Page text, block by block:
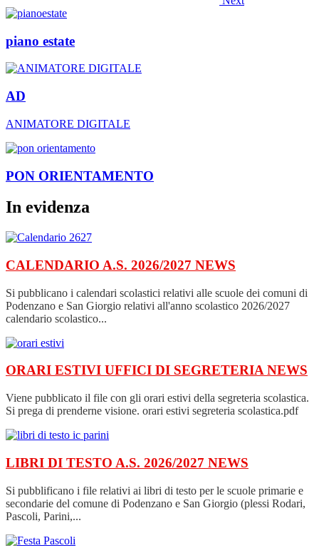
piano estate
AD
ANIMATORE DIGITALE
PON ORIENTAMENTO
In evidenza
CALENDARIO A.S. 2026/2027 NEWS
Si pubblicano i calendari scolastici relativi alle scuole dei comuni di
Podenzano e San Giorgio relativi all'anno scolastico 2026/2027
calendario scolastico...
ORARI ESTIVI UFFICI DI SEGRETERIANEWS
Viene pubblicato il file con gli orari estivi della segreteria scolastica.
Si prega di prenderne visione. orari estivi segreteria scolastica.pdf
LIBRI DI TESTO A.S. 2026/2027 NEWS
Si pubblificano i file relativi ai libri di testo per le scuole primarie e
secondarie del comune di Podenzano e San Giorgio (plessi Rodari,
Pascoli, Parini,...